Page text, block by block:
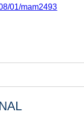
01/mam2493